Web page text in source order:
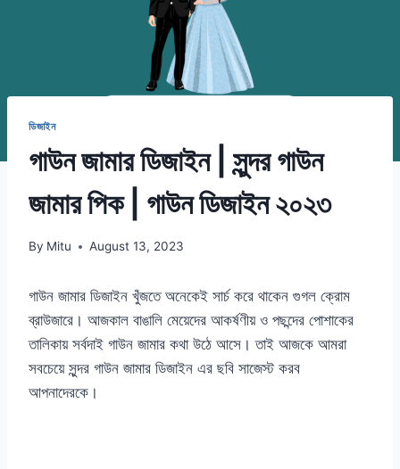
ডিজাইন
গাউন জামার ডিজাইন | সুন্দর গাউন
জামার পিক | গাউন ডিজাইন ২০২৩
By Mitu August 13, 2023
গাউন জামার ডিজাইন খুঁজতে অনেকেই সার্চ করে থাকেন গুগল ক্রোম
ব্রাউজারে। আজকাল বাঙালি মেয়েদের আকর্ষণীয় ও পছন্দের পোশাকের
তালিকায় সর্বদাই গাউন জামার কথা উঠে আসে। তাই আজকে আমরা
সবচেয়ে সুন্দর গাউন জামার ডিজাইন এর ছবি সাজেস্ট করব
আপনাদেরকে।